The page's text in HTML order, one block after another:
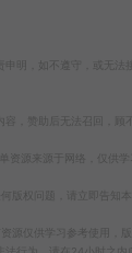
申明，如不遵守，或无法
容，赞助后无法召回，顾
资源来源于网络，仅供学
何版权问题，请立即告知
源仅供学习参考使用，